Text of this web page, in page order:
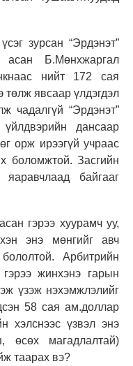
зурсан “Эрдэнэт”
асан Б.Мөнхжаргал
нийт 172 сая
явсаар үлдэгдэл
чадалгүй “Эрдэнэт”
үйлдвэрийн дансаар
орж ирээгүй учраас
боломжтой. Засгийн
байгааг
гэрээ хуурамч уу,
энэ мөнгийг авч
Арбитрийн
жинхэнэ гарын
үзэж нэхэмжлэлийг
58 сая ам.доллар
хэлснээс үзвэл энэ
өсөх магадлалтай)
таарах вэ?